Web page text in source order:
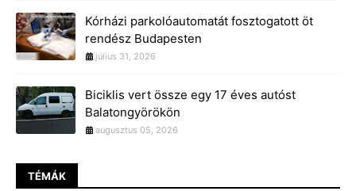
Kórházi parkolóautomatát fosztogatott öt
rendész Budapesten
július 31, 2026
Biciklis vert össze egy 17 éves autóst
Balatongyörökön
augusztus 05, 2026
TÉMÁK